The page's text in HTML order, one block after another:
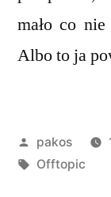
mało co nie
Albo to ja
Posted
by
pakos
Tags:
Offtopic